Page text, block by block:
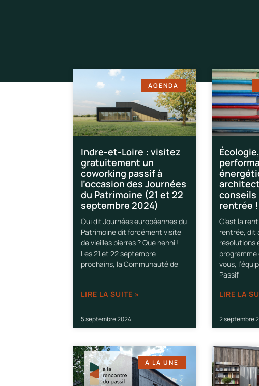
AGENDA
Indre-et-Loire : visitez
gratuitement un
coworking passif à
l’occasion des Journées
du Patrimoine (21 et 22
septembre 2024)
Qui dit Journées européennes du
Patrimoine dit forcément visite
de vieilles pierres ? Que nenni !
Les 21 et 22 septembre
prochains, la Communauté de
LIRE LA SUITE »
5 septembre 2024
conseils
rentrée !
C’est la
rentrée, dit
résolutions
vous,
Passif
LIRE LA
2 septembre
À LA UNE